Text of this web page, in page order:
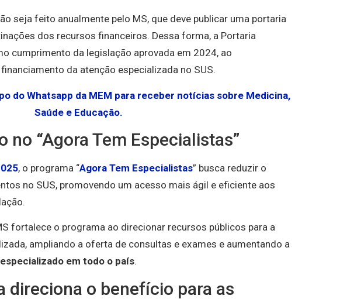
seja feito anualmente pelo MS, que deve publicar uma portaria
dos recursos financeiros. Dessa forma, a Portaria
cumprimento da legislação aprovada em 2024, ao
da atenção especializada no SUS.
do Whatsapp da MEM para receber notícias sobre Medicina,
Saúde e Educação.
no “Agora Tem Especialistas”
, o programa “Agora Tem Especialistas” busca reduzir o
no SUS, promovendo um acesso mais ágil e eficiente aos
fortalece o programa ao direcionar recursos públicos para a
ampliando a oferta de consultas e exames e aumentando a
em todo o país.
direciona o benefício para as